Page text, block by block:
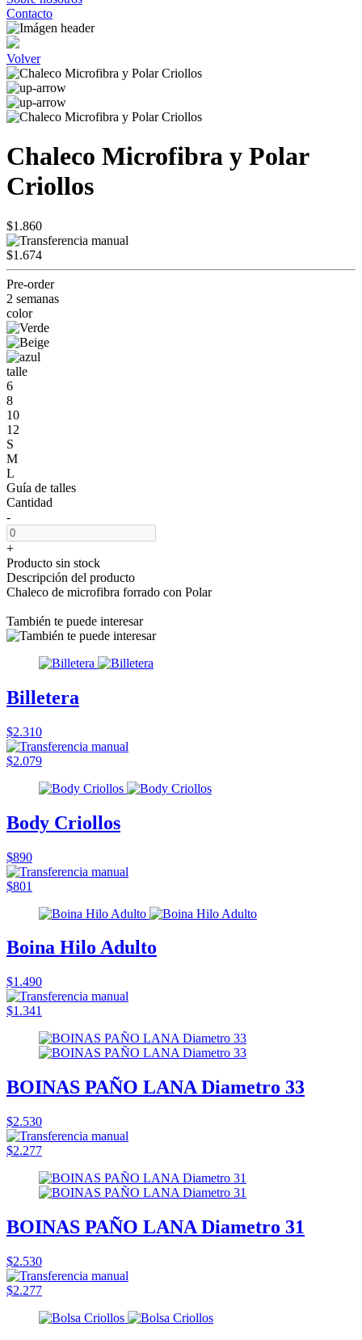
Contacto
Volver
Chaleco Microfibra y Polar
Criollos
$1.860
$1.674
Pre-order
2 semanas
color
talle
6
8
10
12
S
M
L
Guía de talles
Cantidad
-
+
Producto sin stock
Descripción del producto
Chaleco de microfibra forrado con Polar
También te puede interesar
Billetera
$2.310
$2.079
Body Criollos
$890
$801
Boina Hilo Adulto
$1.490
$1.341
BOINAS PAÑO LANA Diametro 33
$2.530
$2.277
BOINAS PAÑO LANA Diametro 31
$2.530
$2.277